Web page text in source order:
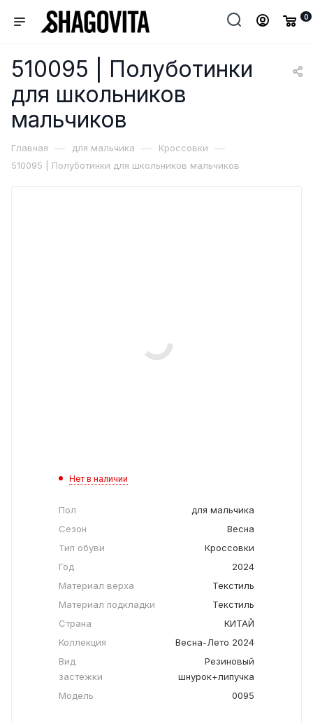
0
510095 | Полуботинки
для школьников
мальчиков
Главная — для мальчика — Кроссовки —
510095 | Полуботинки для школьников мальчиков
Нет в наличии
Пол
для мальчика
Сезон
Весна
Тип обуви
Кроссовки
Год
2024
Материал верха
Текстиль
Материал подкладки
Текстиль
Страна
КИТАЙ
Коллекция
Весна-Лето 2024
Вид
застежки
Резиновый
шнурок+липучка
Модель
0095